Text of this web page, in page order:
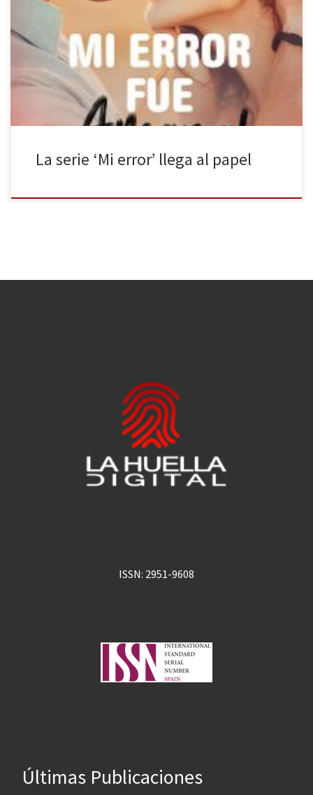
Llega a las librerías la serie Mi error de Moruena Estríngana
publicada por Booket. Mi error fue amar al príncipe es el libro que
abre esta saga. Los reyes y los príncipes parecen que tiene toda la
vida resuelta, que se fácil ponerse en sus zapatos, pero no todo
La serie ‘Mi error’ llega al papel
ISSN: 2951-9608
Últimas Publicaciones